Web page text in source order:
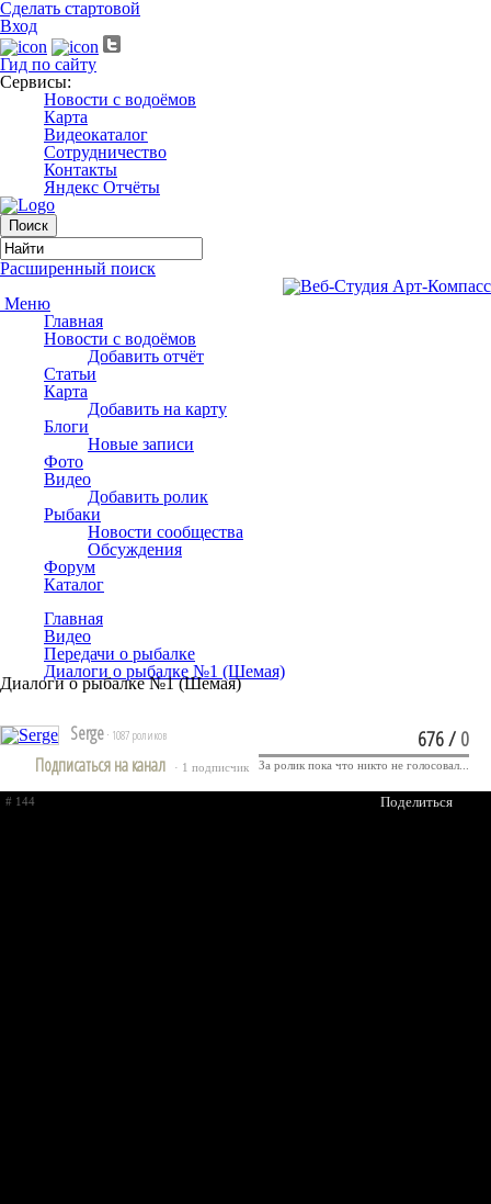
Сделать стартовой
Вход
Гид по сайту
Сервисы:
Новости с водоёмов
Карта
Видеокаталог
Сотрудничество
Контакты
Яндекс Отчёты
Расширенный поиск
Меню
Главная
Новости с водоёмов
Добавить отчёт
Статьи
Карта
Добавить на карту
Блоги
Новые записи
Фото
Видео
Добавить ролик
Рыбаки
Новости сообщества
Обсуждения
Форум
Каталог
Главная
Видео
Передачи о рыбалке
Диалоги о рыбалке №1 (Шемая)
Диалоги о рыбалке №1 (Шемая)
Serge · 1087 роликов
Подписаться на канал · 1 подписчик
# 144 Поделиться
676/0
За ролик пока что никто не голосовал...